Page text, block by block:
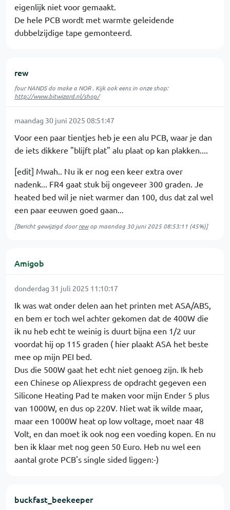
eigenlijk niet voor gemaakt.
De hele PCB wordt met warmte geleidende
dubbelzijdige tape gemonteerd.
rew
four NANDS do make a NOR . Kijk ook eens in onze shop:
http://www.bitwizard.nl/shop/
maandag 30 juni 2025 08:51:47
Voor een paar tientjes heb je een alu PCB, waar je dan
de iets dikkere "blijft plat" alu plaat op kan plakken....
[edit] Mwah.. Nu ik er nog een keer extra over
nadenk... FR4 gaat stuk bij ongeveer 300 graden. Je
heated bed wil je niet warmer dan 100, dus dat zal wel
een paar eeuwen goed gaan...
[Bericht gewijzigd doorrewop maandag 30 juni 2025 08:53:11 (45%)]
Amigob
donderdag 31 juli 2025 11:10:17
Ik was wat onder delen aan het printen met ASA/ABS,
en bem er toch wel achter gekomen dat de 400W die
ik nu heb echt te weinig is duurt bijna een 1/2 uur
voordat hij op 115 graden ( hier plaakt ASA het beste
mee op mijn PEI bed.
Dus die 500W gaat het echt niet genoeg zijn. Ik heb
een Chinese op Aliexpress de opdracht gegeven een
Silicone Heating Pad te maken voor mijn Ender 5 plus
van 1000W, en dus op 220V. Niet wat ik wilde maar,
maar een 1000W heat op low voltage, moet naar 48
Volt, en dan moet ik ook nog een voeding kopen. En nu
ben ik klaar met nog geen 50 Euro. Heb nu wel een
aantal grote PCB's single sided liggen:-)
buckfast_beekeeper